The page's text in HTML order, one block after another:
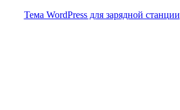
Тема WordPress для зарядной станции